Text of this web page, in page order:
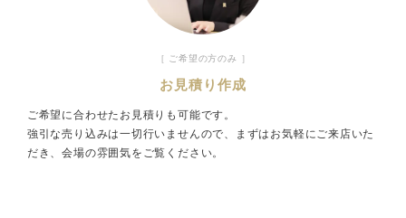
［ ご希望の方のみ ］
お見積り作成
ご希望に合わせたお見積りも可能です。
強引な売り込みは一切行いませんので、まずはお気軽にご来店いた
だき、会場の雰囲気をご覧ください。